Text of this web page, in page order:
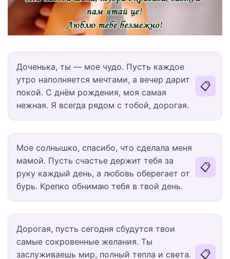
Доченька, ты — мое чудо. Пусть каждое
утро наполняется мечтами, а вечер дарит
покой. С днём рождения, моя самая
нежная. Я всегда рядом с тобой, дорогая.
📋
Мое солнышко, спасибо, что сделала меня
мамой. Пусть счастье держит тебя за
руку каждый день, а любовь оберегает от
бурь. Крепко обнимаю тебя в твой день.
📋
Дорогая, пусть сегодня сбудутся твои
самые сокровенные желания. Ты
заслуживаешь мир, полный тепла и света.
📋